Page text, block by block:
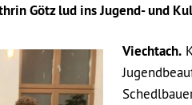
Götz lud ins Jugend- und
Viechtach.